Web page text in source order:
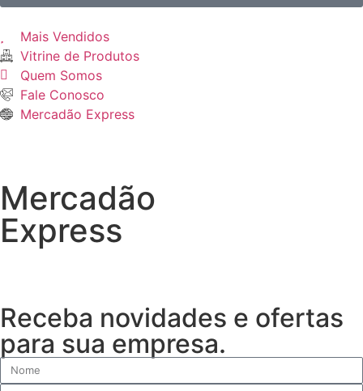
Mais Vendidos
Vitrine de Produtos
Quem Somos
Fale Conosco
Mercadão Express
Mercadão
Express
Receba novidades e ofertas
para sua empresa.